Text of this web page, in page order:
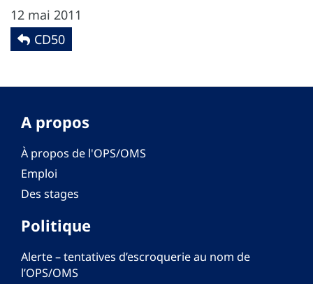
12 mai 2011
CD50
A propos
À propos de l'OPS/OMS
Emploi
Des stages
Politique
Alerte – tentatives d’escroquerie au nom de
l’OPS/OMS